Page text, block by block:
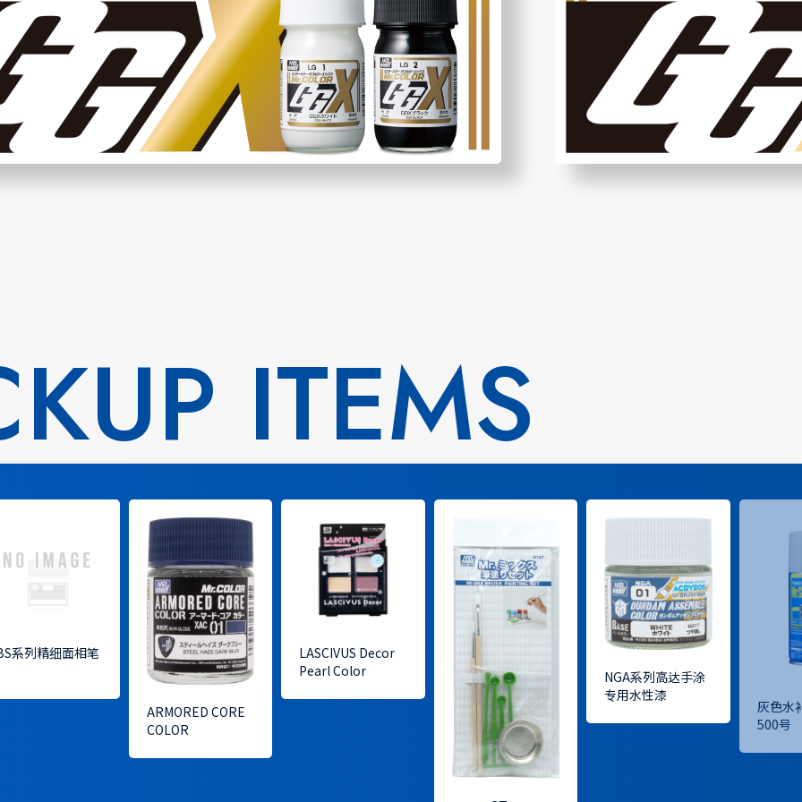
ITEMS
系列精细面相笔
ARMORED CORE
COLOR
LASCIVUS Decor
Pearl Color
NGA系列高达手涂
专用水性漆
灰色水
500号